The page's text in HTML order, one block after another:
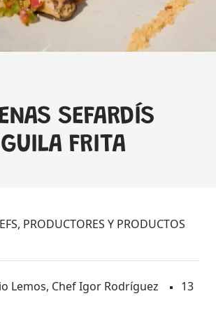
SEFARDÍS
FRITA
Lemos, Chef Igor Rodríguez
13
PRODUCTORES Y PRODUCTOS